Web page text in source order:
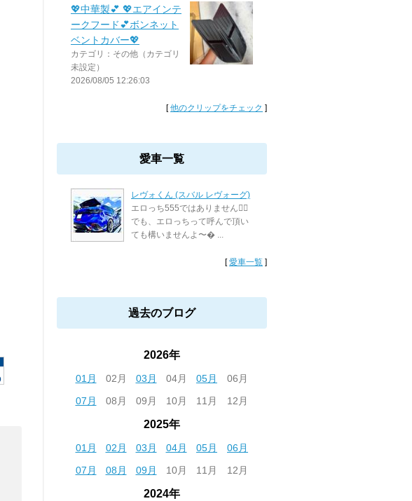
💖中華製💕 💖エアインテ
ークフード💕ボンネット
ベントカバー💖
カテゴリ：その他（カテゴリ
未設定）
2026/08/05 12:26:03
[他のクリップをチェック ]
愛車一覧
レヴォくん (スバル レヴォーグ)
エロっち555ではありません🙅‍♀️
でも、エロっちって呼んで頂い
ても構いませんよ〜� ...
[愛車一覧 ]
過去のブログ
2026年
01月 02月 03月 04月 05月
06月
07月
08月 09月 10月 11月 12月
2025年
01月 02月 03月 04月 05月
06月
07月
08月 09月 10月 11月 12月
2024年